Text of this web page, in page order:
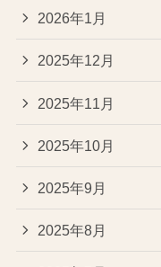
2026年1月
2025年12月
2025年11月
2025年10月
2025年9月
2025年8月